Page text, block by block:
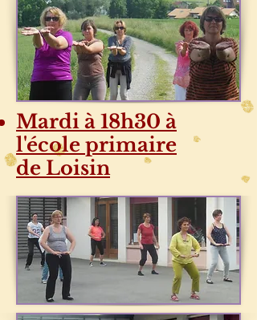
Mardi à 18h30 à
l'école primaire
de Loisin